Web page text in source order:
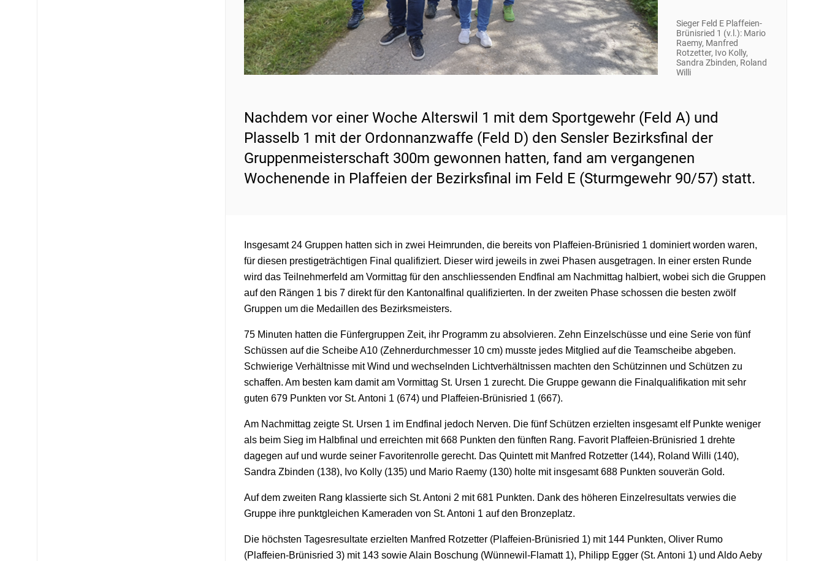
Sieger Feld E Plaffeien-
Brünisried 1 (v.l.): Mario
Raemy, Manfred
Rotzetter, Ivo Kolly,
Sandra Zbinden, Roland
Willi
Nachdem vor einer Woche Alterswil 1 mit dem Sportgewehr (Feld A) und
Plasselb 1 mit der Ordonnanzwaffe (Feld D) den Sensler Bezirksfinal der
Gruppenmeisterschaft 300m gewonnen hatten, fand am vergangenen
Wochenende in Plaffeien der Bezirksfinal im Feld E (Sturmgewehr 90/57) statt.
Insgesamt 24 Gruppen hatten sich in zwei Heimrunden, die bereits von Plaffeien-Brünisried 1 dominiert worden waren,
für diesen prestigeträchtigen Final qualifiziert. Dieser wird jeweils in zwei Phasen ausgetragen. In einer ersten Runde
wird das Teilnehmerfeld am Vormittag für den anschliessenden Endfinal am Nachmittag halbiert, wobei sich die Gruppen
auf den Rängen 1 bis 7 direkt für den Kantonalfinal qualifizierten. In der zweiten Phase schossen die besten zwölf
Gruppen um die Medaillen des Bezirksmeisters.
75 Minuten hatten die Fünfergruppen Zeit, ihr Programm zu absolvieren. Zehn Einzelschüsse und eine Serie von fünf
Schüssen auf die Scheibe A10 (Zehnerdurchmesser 10 cm) musste jedes Mitglied auf die Teamscheibe abgeben.
Schwierige Verhältnisse mit Wind und wechselnden Lichtverhältnissen machten den Schützinnen und Schützen zu
schaffen. Am besten kam damit am Vormittag St. Ursen 1 zurecht. Die Gruppe gewann die Finalqualifikation mit sehr
guten 679 Punkten vor St. Antoni 1 (674) und Plaffeien-Brünisried 1 (667).
Am Nachmittag zeigte St. Ursen 1 im Endfinal jedoch Nerven. Die fünf Schützen erzielten insgesamt elf Punkte weniger
als beim Sieg im Halbfinal und erreichten mit 668 Punkten den fünften Rang. Favorit Plaffeien-Brünisried 1 drehte
dagegen auf und wurde seiner Favoritenrolle gerecht. Das Quintett mit Manfred Rotzetter (144), Roland Willi (140),
Sandra Zbinden (138), Ivo Kolly (135) und Mario Raemy (130) holte mit insgesamt 688 Punkten souverän Gold.
Auf dem zweiten Rang klassierte sich St. Antoni 2 mit 681 Punkten. Dank des höheren Einzelresultats verwies die
Gruppe ihre punktgleichen Kameraden von St. Antoni 1 auf den Bronzeplatz.
Die höchsten Tagesresultate erzielten Manfred Rotzetter (Plaffeien-Brünisried 1) mit 144 Punkten, Oliver Rumo
(Plaffeien-Brünisried 3) mit 143 sowie Alain Boschung (Wünnewil-Flamatt 1), Philipp Egger (St. Antoni 1) und Aldo Aeby